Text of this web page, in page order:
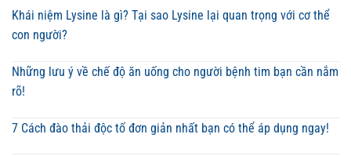
Khái niệm Lysine là gì? Tại sao Lysine lại quan trọng với cơ thể
con người?
Những lưu ý về chế độ ăn uống cho người bệnh tim bạn cần nắm
rõ!
7 Cách đào thải độc tố đơn giản nhất bạn có thể áp dụng ngay!